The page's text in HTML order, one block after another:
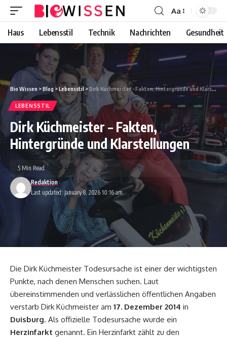
Font
Resizer
Aa
Haus Lebensstil Technik Nachrichten Gesundheit
Bio Wissen >Blog >Lebensstil>Dirk Küchmeister – Fakten, Hintergründe und Klarstellungen
LEBENSSTIL
Dirk Küchmeister – Fakten,
Hintergründe und Klarstellungen
Last updated: January 8, 2026 10:16 am
Redaktion
5 Min Read
Die Dirk Küchmeister Todesursache ist einer der wichtigsten
Punkte, nach denen Menschen suchen. Laut
übereinstimmenden und verlässlichen öffentlichen Angaben
verstarb Dirk Küchmeister am 17. Dezember 2014 in
Duisburg. Als offizielle Todesursache wurde ein
Herzinfarkt genannt. Ein Herzinfarkt zählt zu den